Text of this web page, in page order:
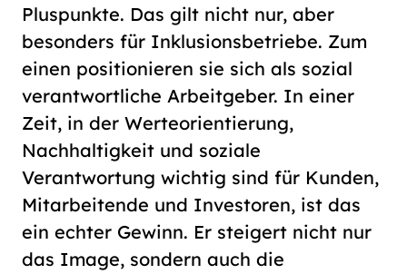
Pluspunkte. Das gilt nicht nur, aber
besonders für Inklusionsbetriebe. Zum
einen positionieren sie sich als sozial
verantwortliche Arbeitgeber. In einer
Zeit, in der Werteorientierung,
Nachhaltigkeit und soziale
Verantwortung wichtig sind für Kunden,
Mitarbeitende und Investoren, ist das
ein echter Gewinn. Er steigert nicht nur
das Image, sondern auch die